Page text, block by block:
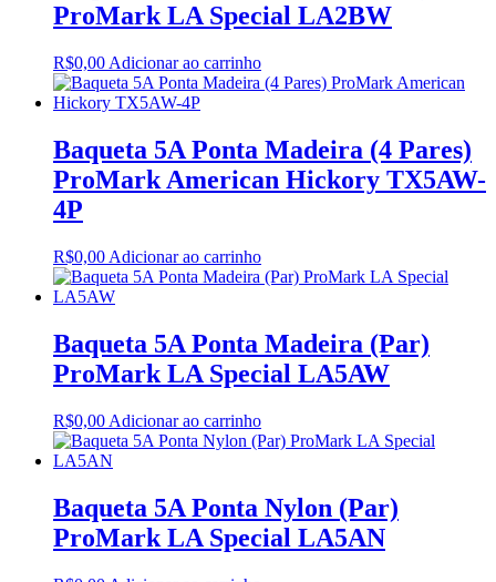
ProMark LA Special LA2BW
R$0,00 Adicionar ao carrinho
Baqueta 5A Ponta Madeira (4 Pares)
ProMark American Hickory TX5AW-
4P
R$0,00 Adicionar ao carrinho
Baqueta 5A Ponta Madeira (Par)
ProMark LA Special LA5AW
R$0,00 Adicionar ao carrinho
Baqueta 5A Ponta Nylon (Par)
ProMark LA Special LA5AN